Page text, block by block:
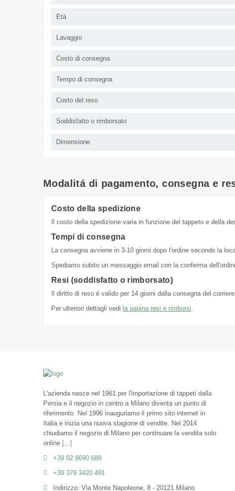
Età
Lavaggio
Costo di consegna
Tempo di consegna
Costo del reso
Soddisfatto o rimborsato
Dimensione
Modalitá di pagamento, consegna e
Costo della spedizione
Il costo della spedizione varia in funzione del tappeto e della
Tempi di consegna
La consegna avviene in 3-10 giorni dopo l'ordine secondo la
Spediamo subito un messaggio email con la conferma
Resi (soddisfatto o rimborsato)
Il diritto di reso é valido per 14 giorni dalla consegna del
Per ulteriori dettagli vedi la pagina resi e rimborsi
L'azienda nasce nel 1961 per l'importazione di tappeti dalla
Persia e il negozio in centro a Milano diventa un punto di
riferimento. Nel 1996 inauguriamo il primo sito internet in
Italia e inizia una nuova stagione di vendite. Nel 2014
chiudiamo il negozio di Milano per continuare la vendita solo
online [...]
+39 02 8690 689
+39 379 3420 491
Indirizzo: Via Monte Napoleone, 8 - 20121 Milano